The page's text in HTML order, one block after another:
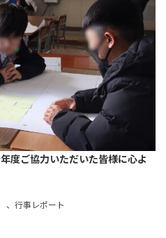
度ご協力いただいた皆様に心よ
、 行事レポート